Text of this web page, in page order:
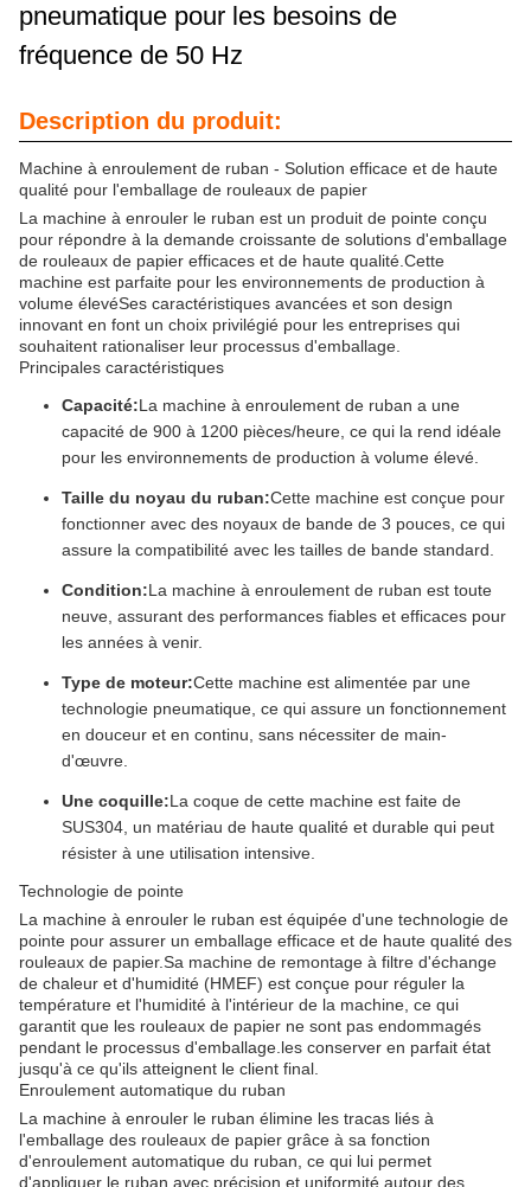
pneumatique pour les besoins de
fréquence de 50 Hz
Description du produit:
Machine à enroulement de ruban - Solution efficace et de haute
qualité pour l'emballage de rouleaux de papier
La machine à enrouler le ruban est un produit de pointe conçu
pour répondre à la demande croissante de solutions d'emballage
de rouleaux de papier efficaces et de haute qualité.Cette
machine est parfaite pour les environnements de production à
volume élevéSes caractéristiques avancées et son design
innovant en font un choix privilégié pour les entreprises qui
souhaitent rationaliser leur processus d'emballage.
Principales caractéristiques
Capacité:La machine à enroulement de ruban a une
capacité de 900 à 1200 pièces/heure, ce qui la rend idéale
pour les environnements de production à volume élevé.
Taille du noyau du ruban:Cette machine est conçue pour
fonctionner avec des noyaux de bande de 3 pouces, ce qui
assure la compatibilité avec les tailles de bande standard.
Condition:La machine à enroulement de ruban est toute
neuve, assurant des performances fiables et efficaces pour
les années à venir.
Type de moteur:Cette machine est alimentée par une
technologie pneumatique, ce qui assure un fonctionnement
en douceur et en continu, sans nécessiter de main-
d'œuvre.
Une coquille:La coque de cette machine est faite de
SUS304, un matériau de haute qualité et durable qui peut
résister à une utilisation intensive.
Technologie de pointe
La machine à enrouler le ruban est équipée d'une technologie de
pointe pour assurer un emballage efficace et de haute qualité des
rouleaux de papier.Sa machine de remontage à filtre d'échange
de chaleur et d'humidité (HMEF) est conçue pour réguler la
température et l'humidité à l'intérieur de la machine, ce qui
garantit que les rouleaux de papier ne sont pas endommagés
pendant le processus d'emballage.les conserver en parfait état
jusqu'à ce qu'ils atteignent le client final.
Enroulement automatique du ruban
La machine à enrouler le ruban élimine les tracas liés à
l'emballage des rouleaux de papier grâce à sa fonction
d'enroulement automatique du ruban, ce qui lui permet
d'appliquer le ruban avec précision et uniformité autour des